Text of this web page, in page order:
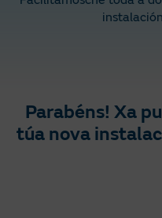
Parabéns! Xa
túa nova